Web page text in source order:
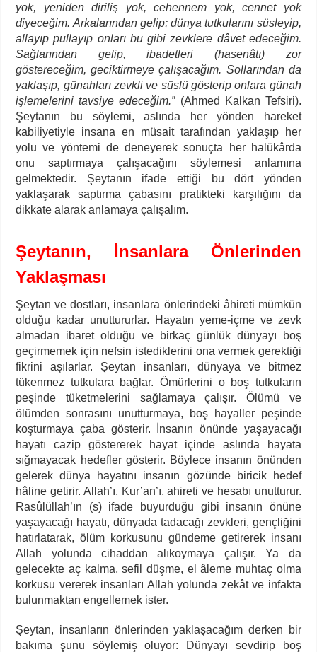
yok, yeniden diriliş yok, cehennem yok, cennet yok
diyeceğim. Arkalarından gelip; dünya tutkularını süsleyip,
allayıp pullayıp onları bu gibi zevklere dâvet edeceğim.
Sağlarından gelip, ibadetleri (hasenâtı) zor
göstereceğim, geciktirmeye çalışacağım. Sollarından da
yaklaşıp, günahları zevkli ve süslü gösterip onlara günah
işlemelerini tavsiye edeceğim.”(Ahmed Kalkan Tefsiri).
Şeytanın bu söylemi, aslında her yönden hareket
kabiliyetiyle insana en müsait tarafından yaklaşıp her
yolu ve yöntemi de deneyerek sonuçta her halükârda
onu saptırmaya çalışacağını söylemesi anlamına
gelmektedir. Şeytanın ifade ettiği bu dört yönden
yaklaşarak saptırma çabasını pratikteki karşılığını da
dikkate alarak anlamaya çalışalım.
Şeytanın, İnsanlara Önlerinden
Yaklaşması
Şeytan ve dostları, insanlara önlerindeki âhireti mümkün
olduğu kadar unuttururlar. Hayatın yeme-içme ve zevk
almadan ibaret olduğu ve birkaç günlük dünyayı boş
geçirmemek için nefsin istediklerini ona vermek gerektiği
fikrini aşılarlar. Şeytan insanları, dünyaya ve bitmez
tükenmez tutkulara bağlar. Ömürlerini o boş tutkuların
peşinde tüketmelerini sağlamaya çalışır. Ölümü ve
ölümden sonrasını unutturmaya, boş hayaller peşinde
koşturmaya çaba gösterir.
İnsanın önünde yaşayacağı
hayatı cazip göstererek hayat içinde aslında hayata
sığmayacak hedefler gösterir. Böylece insanın önünden
gelerek dünya hayatını insanın gözünde biricik hedef
hâline getirir. Allah’ı, Kur’an’ı, ahireti ve hesabı unutturur.
Rasûlüllah’ın (s) ifade buyurduğu gibi insanın önüne
yaşayacağı hayatı, dünyada tadacağı zevkleri, gençliğini
hatırlatarak, ölüm korkusunu gündeme getirerek insanı
Allah yolunda cihaddan alıkoymaya çalışır. Ya da
gelecekte aç kalma, sefil düşme, el âleme muhtaç olma
korkusu vererek insanları Allah yolunda zekât ve infakta
bulunmaktan engellemek ister.
Şeytan, insanların önlerinden yaklaşacağım derken bir
bakıma şunu söylemiş oluyor: Dünyayı sevdirip boş